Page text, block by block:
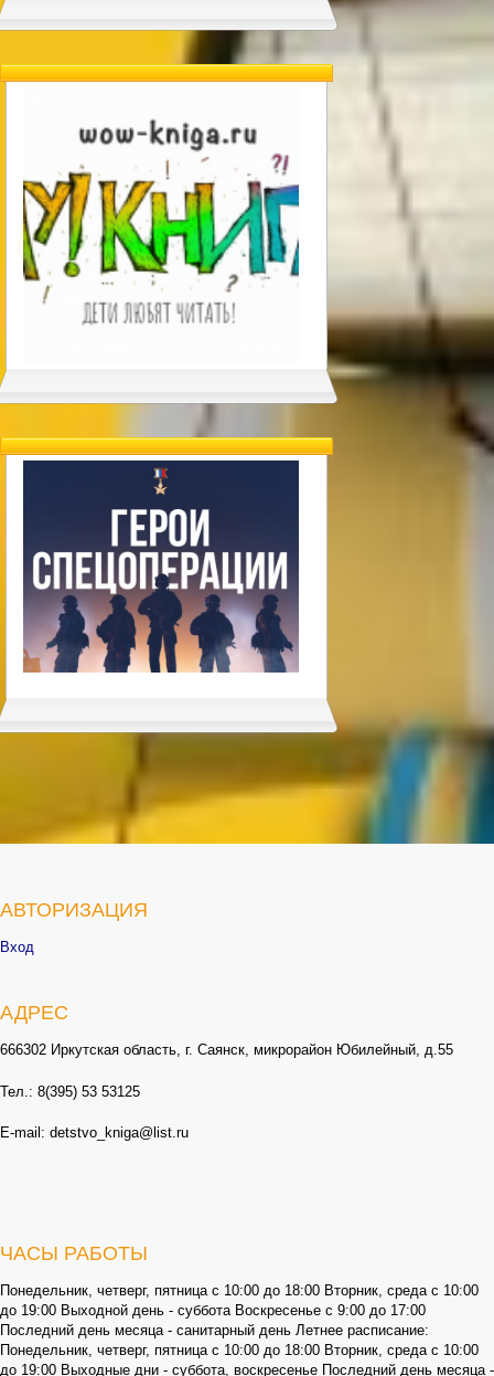
АВТОРИЗАЦИЯ
Вход
АДРЕС
666302 Иркутская область, г. Саянск, микрорайон Юбилейный, д.55
Тел.: 8(395) 53 53125
E-mail: detstvo_kniga@list.ru
ЧАСЫ РАБОТЫ
Понедельник, четверг, пятница с 10:00 до 18:00 Вторник, среда с 10:00
до 19:00 Выходной день - суббота Воскресенье с 9:00 до 17:00
Последний день месяца - санитарный день Летнее расписание:
Понедельник, четверг, пятница с 10:00 до 18:00 Вторник, среда с 10:00
до 19:00 Выходные дни - суббота, воскресенье Последний день месяца -